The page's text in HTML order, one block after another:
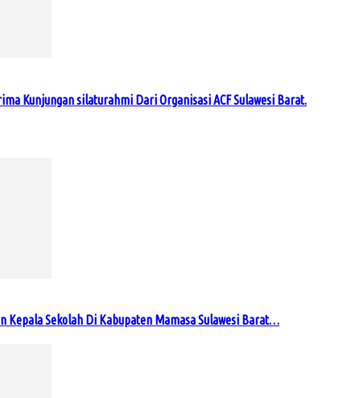
Kunjungan silaturahmi Dari Organisasi ACF Sulawesi Barat.
Kepala Sekolah Di Kabupaten Mamasa Sulawesi Barat…